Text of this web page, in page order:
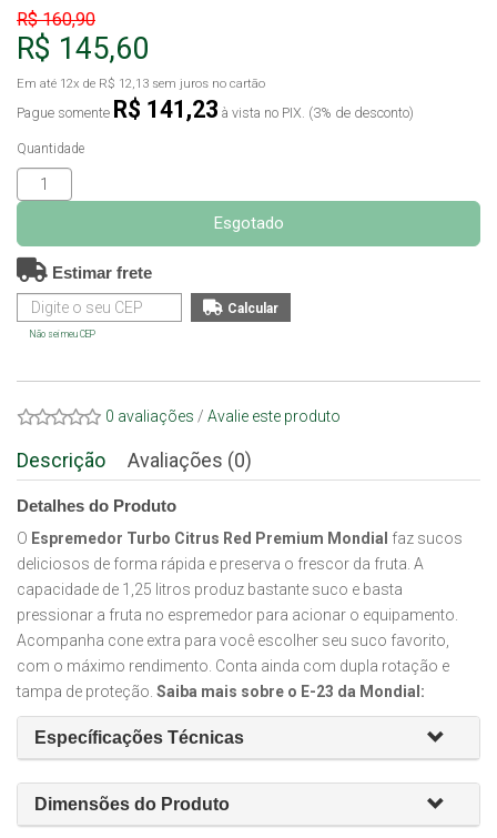
R$ 160,90
R$ 145,60
Em até 12x de R$ 12,13 sem juros no cartão
Pague somente R$ 141,23 à vista no PIX. (3% de desconto)
Quantidade
Esgotado
Estimar frete
Não sei meu CEP
0 avaliações / Avalie este produto
Descrição Avaliações (0)
Detalhes do Produto
O Espremedor Turbo Citrus Red Premium Mondial faz sucos
deliciosos de forma rápida e preserva o frescor da fruta. A
capacidade de 1,25 litros produz bastante suco e basta
pressionar a fruta no espremedor para acionar o equipamento.
Acompanha cone extra para você escolher seu suco favorito,
com o máximo rendimento. Conta ainda com dupla rotação e
tampa de proteção. Saiba mais sobre o E-23 da Mondial:
Específicações Técnicas
Dimensões do Produto